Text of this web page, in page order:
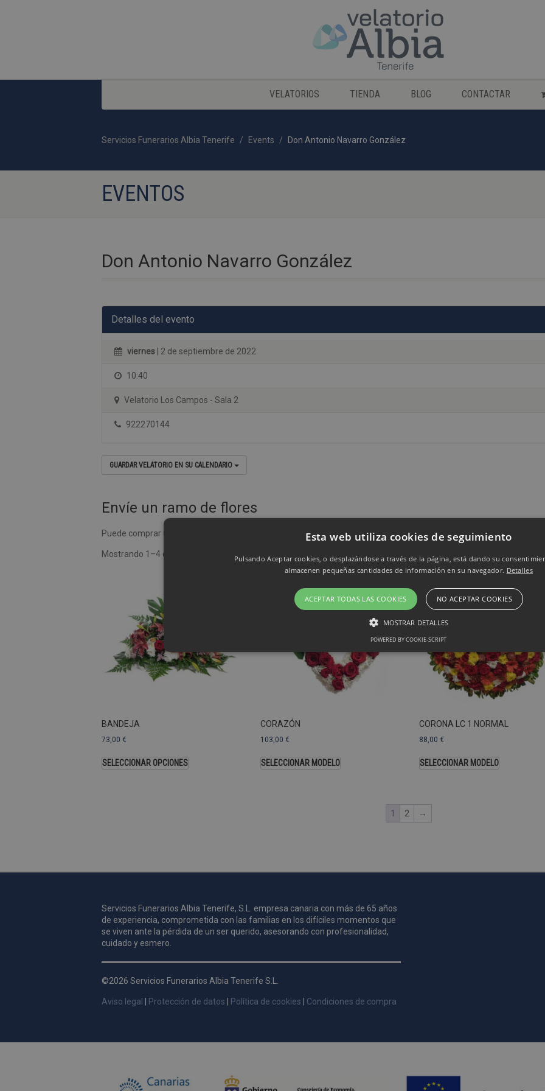
VELATORIOS TIENDA BLOG CONTACTAR
Servicios Funerarios Albia Tenerife Events Don Antonio Navarro González
EVENTOS
Don Antonio Navarro González
Detalles del evento
viernes | 2 de septiembre de 2022
10:40
Velatorio Los Campos - Sala 2
922270144
GUARDAR VELATORIO EN SU CALENDARIO
Envíe un ramo de flores
Puede comprar un ramo de flores desde nuestra tienda online
Mostrando 1–4 de 8 resultados
BANDEJA
73,00 €
SELECCIONAR OPCIONES
CORAZÓN
103,00 €
SELECCIONAR MODELO
CORONA LC 1 NORMAL
88,00 €
SELECCIONAR MODELO
1 2 →
Servicios Funerarios Albia Tenerife, S.L. empresa canaria con más de 65 años
de experiencia, comprometida con las familias en los difíciles momentos que
se viven ante la pérdida de un ser querido, asesorando con profesionalidad,
cuidado y esmero.
©2026 Servicios Funerarios Albia Tenerife S.L.
Aviso legal | Protección de datos | Política de cookies | Condiciones de compra
Esta web utiliza cookies de seguimiento
Pulsando Aceptar cookies, o desplazándose a través de la página, está dando su
almacenen pequeñas cantidades de información en su navegador. Detalles
ACEPTAR TODAS LAS COOKIES NO ACEPTAR COOKIES
MOSTRAR DETALLES
Rendimiento Sin clasificar
Las cookies de rendimiento se utilizan para ver cómo los visitantes usan el sitio web, por ejemplo. cookies
.pompasfunebrestenerife.com
Este nombre de cookie está asociado con Google
Esta cookie se utiliza para distinguir usuarios
generado aleatoriamente como identificador de
solicitud de página de un sitio y se utiliza para
POWERED BY COOKIE-SCRIPT